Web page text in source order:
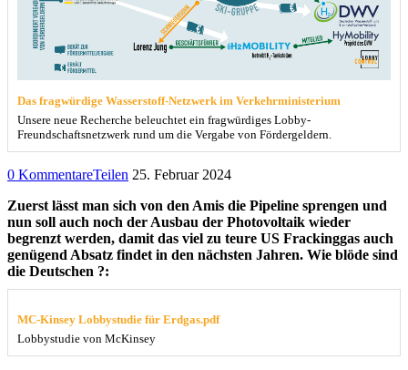
Das fragwürdige Wasserstoff-Netzwerk im Verkehrministerium
Unsere neue Recherche beleuchtet ein fragwürdiges Lobby-
Freundschaftsnetzwerk rund um die Vergabe von Fördergeldern.
0 KommentareTeilen 25. Februar 2024
Zuerst lässt man sich von den Amis die Pipeline sprengen und
nun soll auch noch der Ausbau der Photovoltaik wieder
begrenzt werden, damit das viel zu teure US Frackinggas auch
genügend Absatz findet in den nächsten Jahren. Wie blöde sind
die Deutschen ?:
MC-Kinsey Lobbystudie für Erdgas.pdf
Lobbystudie von McKinsey